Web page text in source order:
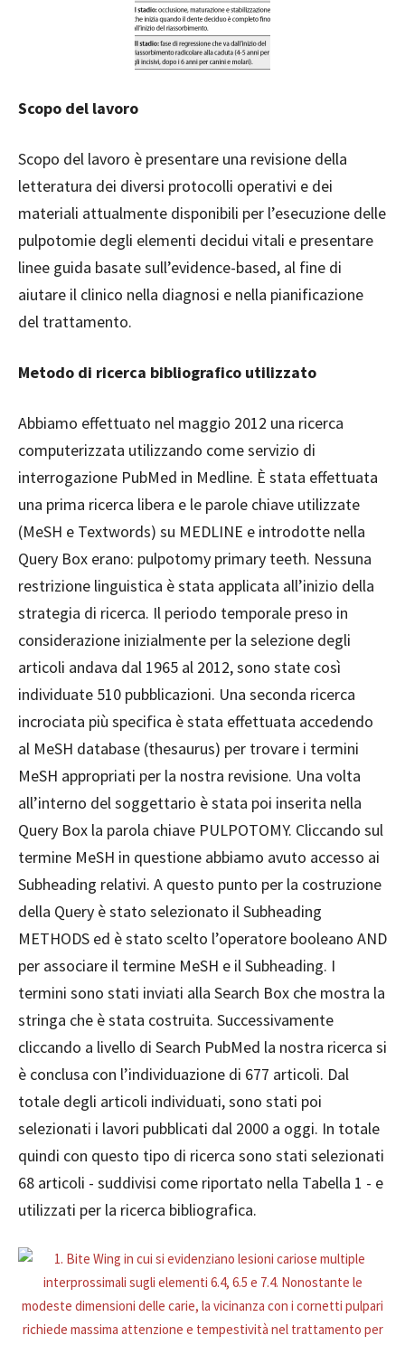
Scopo del lavoro
Scopo del lavoro è presentare una revisione della
letteratura dei diversi protocolli operativi e dei
materiali attualmente disponibili per l’esecuzione delle
pulpotomie degli elementi decidui vitali e presentare
linee guida basate sull’evidence-based, al fine di
aiutare il clinico nella diagnosi e nella pianificazione
del trattamento.
Metodo di ricerca bibliografico utilizzato
Abbiamo effettuato nel maggio 2012 una ricerca
computerizzata utilizzando come servizio di
interrogazione PubMed in Medline. È stata effettuata
una prima ricerca libera e le parole chiave utilizzate
(MeSH e Textwords) su MEDLINE e introdotte nella
Query Box erano: pulpotomy primary teeth. Nessuna
restrizione linguistica è stata applicata all’inizio della
strategia di ricerca. Il periodo temporale preso in
considerazione inizialmente per la selezione degli
articoli andava dal 1965 al 2012, sono state così
individuate 510 pubblicazioni. Una seconda ricerca
incrociata più specifica è stata effettuata accedendo
al MeSH database (thesaurus) per trovare i termini
MeSH appropriati per la nostra revisione. Una volta
all’interno del soggettario è stata poi inserita nella
Query Box la parola chiave PULPOTOMY. Cliccando sul
termine MeSH in questione abbiamo avuto accesso ai
Subheading relativi. A questo punto per la costruzione
della Query è stato selezionato il Subheading
METHODS ed è stato scelto l’operatore booleano AND
per associare il termine MeSH e il Subheading. I
termini sono stati inviati alla Search Box che mostra la
stringa che è stata costruita. Successivamente
cliccando a livello di Search PubMed la nostra ricerca si
è conclusa con l’individuazione di 677 articoli. Dal
totale degli articoli individuati, sono stati poi
selezionati i lavori pubblicati dal 2000 a oggi. In totale
quindi con questo tipo di ricerca sono stati selezionati
68 articoli - suddivisi come riportato nella Tabella 1 - e
utilizzati per la ricerca bibliografica.